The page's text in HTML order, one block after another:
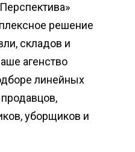
решение
складов и
агенство
линейных
уборщиков и